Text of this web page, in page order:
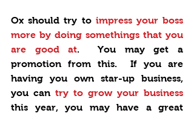
Ox should try to impress your boss
more by doing somethings that you
are good at.  You may get a
promotion from this.  If you are
having you own star-up business,
you can try to grow your business
this year, you may have a great